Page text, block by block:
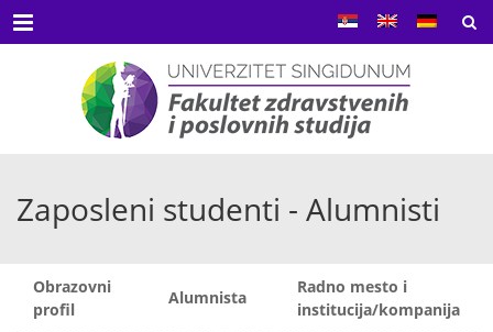
Menu
Zaposleni studenti - Alumnisti
Obrazovni
profil
Alumnista
Radno mesto i
institucija/kompanija